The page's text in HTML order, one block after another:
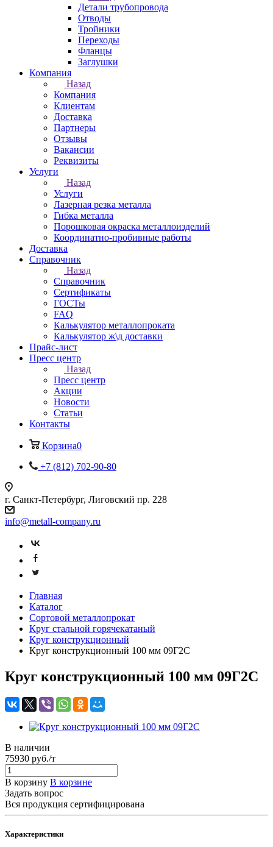
Детали трубопровода
Отводы
Тройники
Переходы
Фланцы
Заглушки
Компания
Назад
Компания
Клиентам
Доставка
Партнеры
Отзывы
Вакансии
Реквизиты
Услуги
Назад
Услуги
Лазерная резка металла
Гибка металла
Порошковая окраска металлоизделий
Координатно-пробивные работы
Доставка
Справочник
Назад
Справочник
Сертификаты
ГОСТы
FAQ
Калькулятор металлопроката
Калькулятор ж\д доставки
Прайс-лист
Пресс центр
Назад
Пресс центр
Акции
Новости
Статьи
Контакты
Корзина0
+7 (812) 702-90-80
г. Санкт-Петербург, Лиговский пр. 228
info@metall-company.ru
Главная
Каталог
Сортовой металлопрокат
Круг стальной горячекатаный
Круг конструкционный
Круг конструкционный 100 мм 09Г2С
Круг конструкционный 100 мм 09Г2С
В наличии
75930 руб./т
В корзину В корзине
Задать вопрос
Вся продукция сертифицирована
Характеристики